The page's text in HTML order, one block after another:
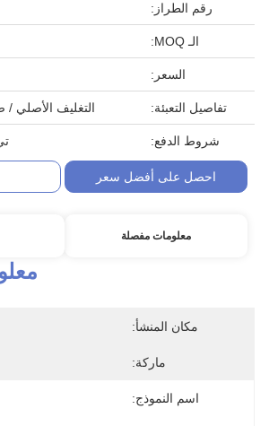
رقم الطراز:
الـ MOQ:
السعر:
تفاصيل التعبئة: التغليف الأصلي /
شروط الدفع:
احصل على أفضل سعر
معلومات مفصلة
مكان المنشأ:
ماركة:
اسم النموذج: